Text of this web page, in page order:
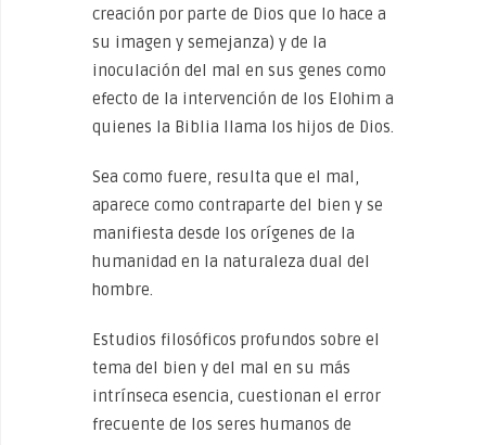
creación por parte de Dios que lo hace a
su imagen y semejanza) y de la
inoculación del mal en sus genes como
efecto de la intervención de los Elohim a
quienes la Biblia llama los hijos de Dios.
Sea como fuere, resulta que el mal,
aparece como contraparte del bien y se
manifiesta desde los orígenes de la
humanidad en la naturaleza dual del
hombre.
Estudios filosóficos profundos sobre el
tema del bien y del mal en su más
intrínseca esencia, cuestionan el error
frecuente de los seres humanos de